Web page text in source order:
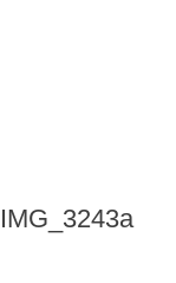
IMG_3243a